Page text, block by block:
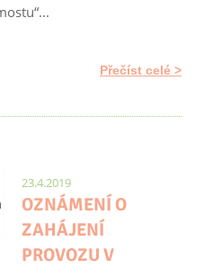
Přečíst celé
23.4.2019
OZNÁMENÍ O
ZAHÁJENÍ
PROVOZU V